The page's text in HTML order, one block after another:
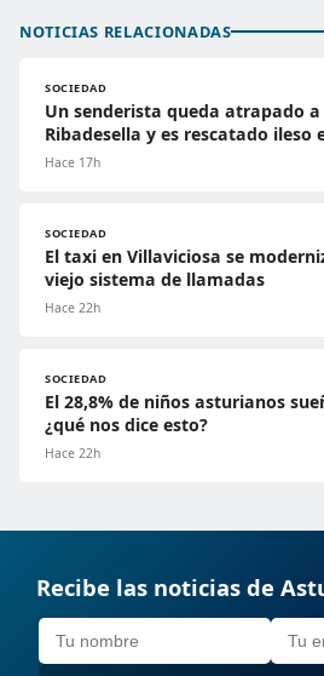
NOTICIAS RELACIONADAS
SOCIEDAD
Un senderista queda atrapado
Ribadesella y es rescatado ileso
Hace 17h
SOCIEDAD
El taxi en Villaviciosa se
viejo sistema de llamadas
Hace 22h
SOCIEDAD
El 28,8% de niños asturianos
¿qué nos dice esto?
Hace 22h
Recibe las noticias de